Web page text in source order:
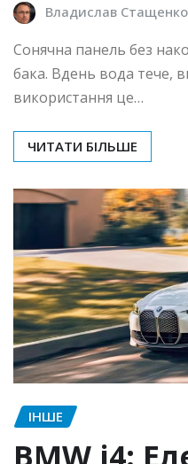
Владислав Стащенко
Сонячна панель без
бака. Вдень вода тече,
використання це…
ЧИТАТИ БІЛЬШЕ
ІНШЕ
BMW i4: